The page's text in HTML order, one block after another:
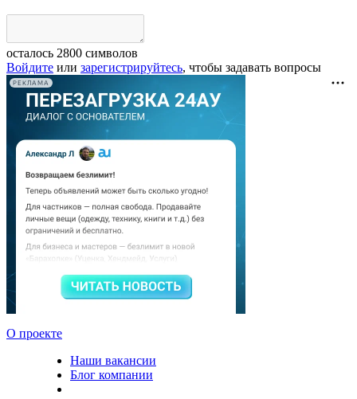
осталось 2800 символов
Войдите или зарегистрируйтесь, чтобы задавать вопросы
РЕКЛАМА
О проекте
Наши вакансии
Блог компании